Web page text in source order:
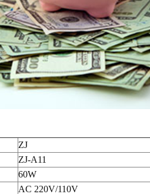
ZJ
ZJ-A11
60W
AC 220V/110V